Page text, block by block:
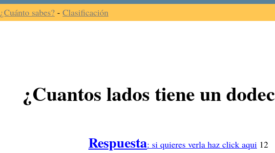
¿Cuánto sabes? - Clasificación
¿Cuantos lados tiene un
Respuesta: si quieres verla haz click aqui 12